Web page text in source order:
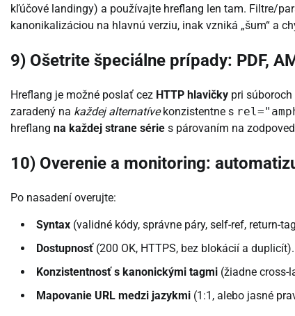
kľúčové landingy) a používajte hreflang len tam. Filtre/
kanonikalizáciou na hlavnú verziu, inak vzniká „šum“ a
9) Ošetrite špeciálne prípady: PDF,
Hreflang je možné poslať cez HTTP hlavičky pri
zaradený na každej alternatívekonzistentne s
hreflang na každej strane série s párovaním na
10) Overenie a monitoring:
Po nasadení overujte:
Syntax (validné kódy, správne páry, self-ref, return-
Dostupnosť(200 OK, HTTPS, bez blokácií a duplicít).
Konzistentnosť s kanonickými tagmi (žiadne cross-
Mapovanie URL medzi jazykmi (1:1, alebo jasné